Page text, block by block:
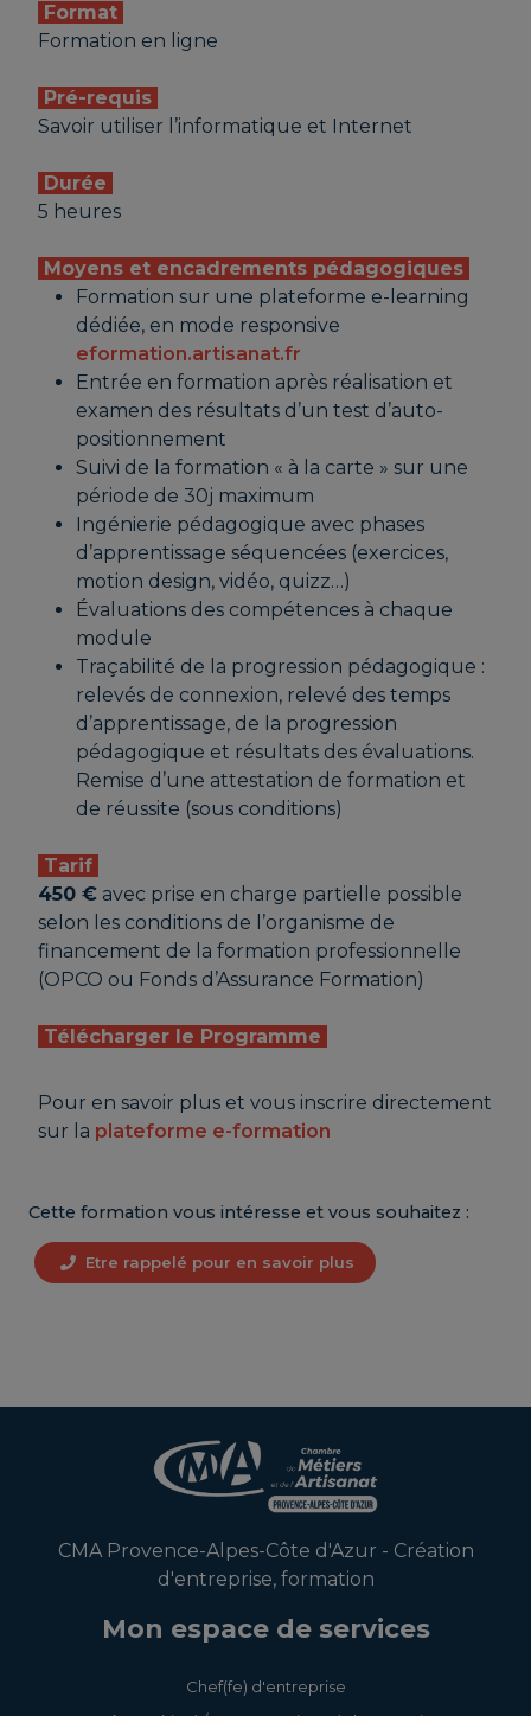
Format
Formation en ligne
Pré-requis
Savoir utiliser l’informatique et Internet
Durée
5 heures
Moyens et encadrements pédagogiques
Formation sur une plateforme e-learning
dédiée, en mode responsive
eformation.artisanat.fr
Entrée en formation après réalisation et
examen des résultats d’un test d’auto-
positionnement
Suivi de la formation « à la carte » sur une
période de 30j maximum
Ingénierie pédagogique avec phases
d’apprentissage séquencées (exercices,
motion design, vidéo, quizz…)
Évaluations des compétences à chaque
module
Traçabilité de la progression pédagogique :
relevés de connexion, relevé des temps
d’apprentissage, de la progression
pédagogique et résultats des évaluations.
Remise d’une attestation de formation et
de réussite (sous conditions)
Tarif
450 € avec prise en charge partielle possible
selon les conditions de l’organisme de
financement de la formation professionnelle
(OPCO ou Fonds d’Assurance Formation)
Télécharger le Programme
Pour en savoir plus et vous inscrire directement
sur la plateforme e-formation
Cette formation vous intéresse et vous souhaitez :
Etre rappelé pour en savoir plus
CMA Provence-Alpes-Côte d'Azur - Création
d'entreprise, formation
Mon espace de services
Chef(fe) d'entreprise